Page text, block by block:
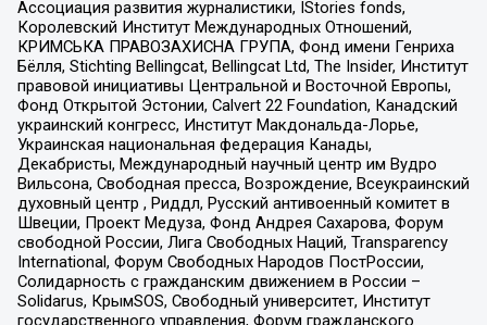
Ассоциация развития журналистики, IStories fonds,
Королевский Институт Международных Отношений,
КРИМСЬКА ПРАВОЗАХИСНА ГРУПА, Фонд имени Генриха
Бёлля, Stichting Bellingcat, Bellingcat Ltd, The Insider, Институт
правовой инициативы Центральной и Восточной Европы,
Фонд Открытой Эстонии, Calvert 22 Foundation, Канадский
украинский конгресс, Институт Макдональда-Лорье,
Украинская национальная федерация Канады,
Декабристы, Международный научный центр им Вудро
Вильсона, Свободная пресса, Возрождение, Всеукраинский
духовный центр , Риддл, Русский антивоенный комитет в
Швеции, Проект Медуза, Фонд Андрея Сахарова, Форум
свободной России, Лига Свободных Наций, Transparеncy
International, Форум Свободных Народов ПостРоссии,
Солидарность с гражданским движением в России –
Solidarus, КрымSOS, Свободный университет, Институт
государственного управления, Форум гражданского